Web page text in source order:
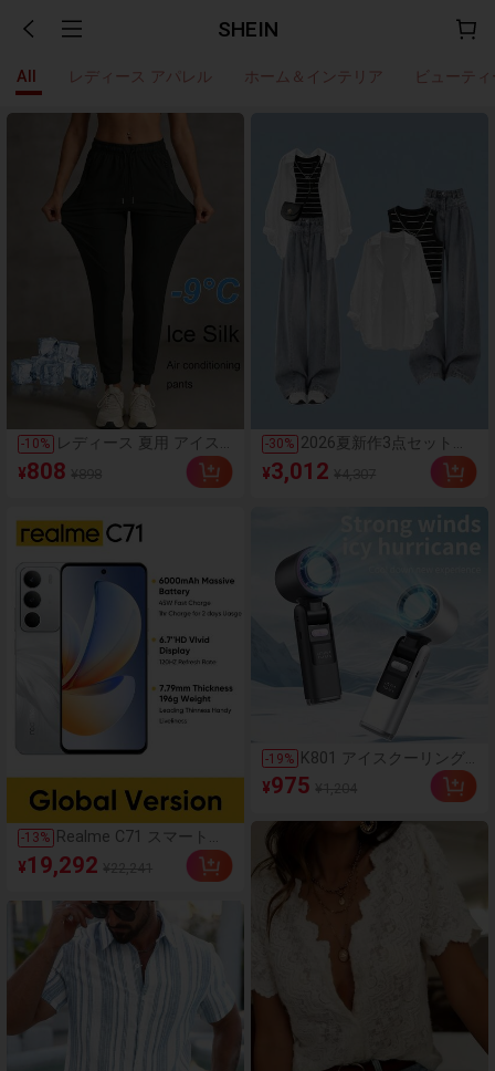
SHEIN
All レディース アパレル ホーム＆インテリア ビューテ
-10% レディース 夏用 アイス
シルク 通気性 ランニン
グパンツ、速乾 軽量 ス
付き フィットネス & ジ
ョギング用 ブラック、ア
スレジャー
¥808
-13% Realme C71 スマートフ
ォン
6GB+128GB/8GB+256GB
Android 15 SIMフリー、
50MP AIカメラ、120Hz
スクリーン モバイルフォ
ン プラスライト、
6000mAh大容量バッテリ
タコアチップ、アダプタ
¥19,292
-30% 2026夏新作3点セット肌
触り良好 綿レーヨン混紡
+ストレッチデニム ルー
パンツ デイリーナチュラ
ル ホワイト×ブラック×ウ
ォッシュドブルー オーバ
ーサイズシルエット アウ
ター兼用シャツ
¥3,012
-19% K801 アイスクーリング
手持ち扇風機 デジタルデ
ィスプレイ ターボ強力
調節 折りたたみ式 ポー
タブル ミニ冷却ファン
3600mAh (1800mAh*2)
¥975